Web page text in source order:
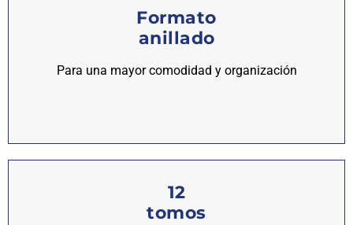
Formato
anillado
Para una mayor comodidad y organización
12
tomos